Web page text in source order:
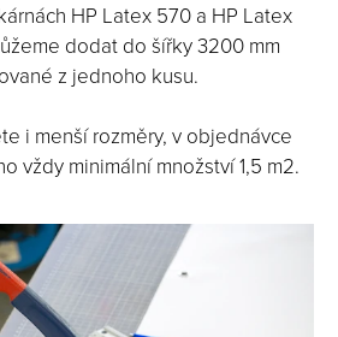
HP Latex 570 a HP Latex
dodat do šířky 3200 mm
z jednoho kusu.
i menší rozměry, v objednávce
vždy minimální množství 1,5 m2.